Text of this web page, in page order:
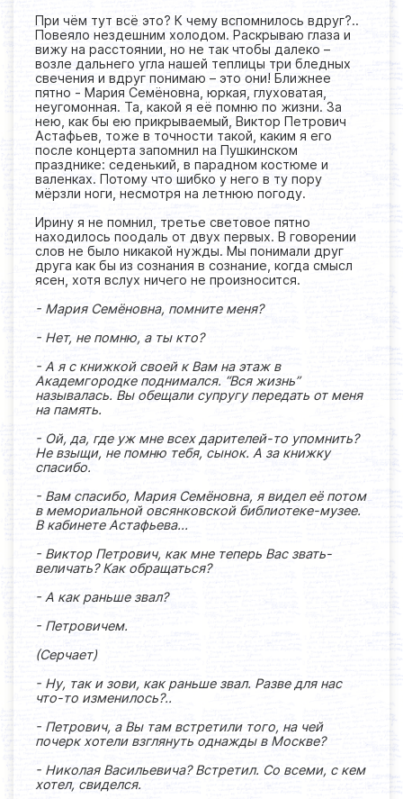
При чём тут всё это? К чему вспомнилось вдруг?..
Повеяло нездешним холодом. Раскрываю глаза и
вижу на расстоянии, но не так чтобы далеко –
возле дальнего угла нашей теплицы три бледных
свечения и вдруг понимаю – это они! Ближнее
пятно - Мария Семёновна, юркая, глуховатая,
неугомонная. Та, какой я её помню по жизни. За
нею, как бы ею прикрываемый, Виктор Петрович
Астафьев, тоже в точности такой, каким я его
после концерта запомнил на Пушкинском
празднике: седенький, в парадном костюме и
валенках. Потому что шибко у него в ту пору
мёрзли ноги, несмотря на летнюю погоду.
Ирину я не помнил, третье световое пятно
находилось поодаль от двух первых. В говорении
слов не было никакой нужды. Мы понимали друг
друга как бы из сознания в сознание, когда смысл
ясен, хотя вслух ничего не произносится.
- Мария Семёновна, помните меня?
- Нет, не помню, а ты кто?
- А я с книжкой своей к Вам на этаж в
Академгородке поднимался. “Вся жизнь”
называлась. Вы обещали супругу передать от меня
на память.
- Ой, да, где уж мне всех дарителей-то упомнить?
Не взыщи, не помню тебя, сынок. А за книжку
спасибо.
- Вам спасибо, Мария Семёновна, я видел её потом
в мемориальной овсянковской библиотеке-музее.
В кабинете Астафьева...
- Виктор Петрович, как мне теперь Вас звать-
величать? Как обращаться?
- А как раньше звал?
- Петровичем.
(Серчает)
- Ну, так и зови, как раньше звал. Разве для нас
что-то изменилось?..
- Петрович, а Вы там встретили того, на чей
почерк хотели взглянуть однажды в Москве?
- Николая Васильевича? Встретил. Со всеми, с кем
хотел, свиделся.